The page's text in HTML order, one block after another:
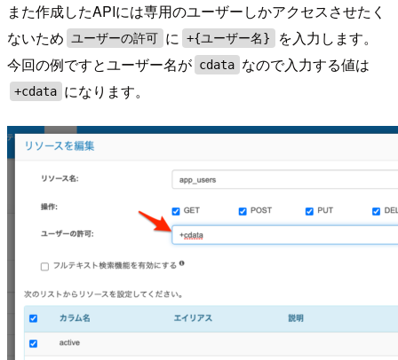
また作成したAPIには専用のユーザーしかアクセスさせたく
ないため
ユーザーの許可 に +{ユーザー名}
を入力します。
今回の例ですとユーザー名が cdata なので入力する値は
+cdata になります。